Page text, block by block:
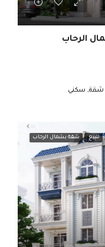
للبيع شقة بشمال الرحاب